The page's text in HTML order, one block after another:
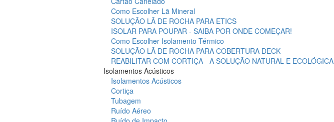
Como Escolher Lã Mineral
SOLUÇÃO LÃ DE ROCHA PARA ETICS
ISOLAR PARA POUPAR - SAIBA POR ONDE COMEÇAR!
Como Escolher Isolamento Térmico
SOLUÇÃO LÃ DE ROCHA PARA COBERTURA DECK
REABILITAR COM CORTIÇA - A SOLUÇÃO NATURAL E ECOLÓGICA
Isolamentos Acústicos
Isolamentos Acústicos
Cortiça
Tubagem
Ruído Aéreo